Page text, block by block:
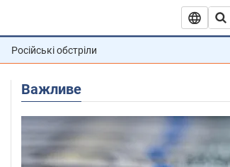
Російські обстріли
Важливе